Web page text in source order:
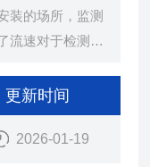
装的场所，监测
流速对于检测结
更新时间
2026-01-19